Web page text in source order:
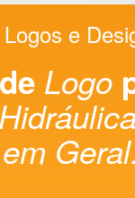
e
Logo
Geral.